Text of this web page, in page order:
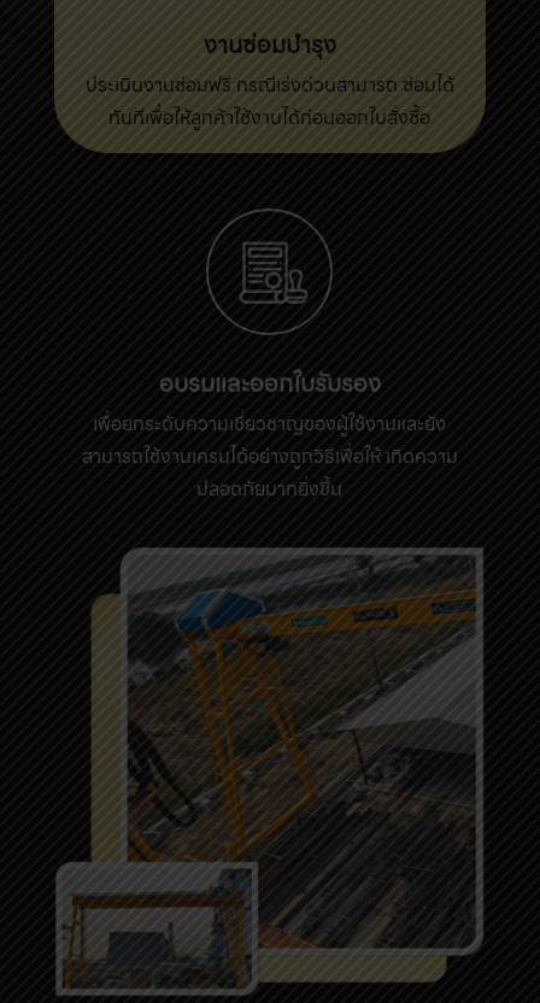
งานซ่อมบำรุง
ประเมินงานซ่อมฟรี กรณีเร่งด่วนสามารถ ซ่อมได้
ทันทีเพื่อให้ลูกค้าใช้งานได้ก่อนออกใบสั่งซื้อ
อบรมและออกใบรับรอง
เพื่อยกระดับความเชี่ยวชาญของผู้ใช้งานและยัง
สามารถใช้งานเครนได้อย่างถูกวิธีเพื่อให้ เกิดความ
ปลอดภัยมากยิ่งขึ้น